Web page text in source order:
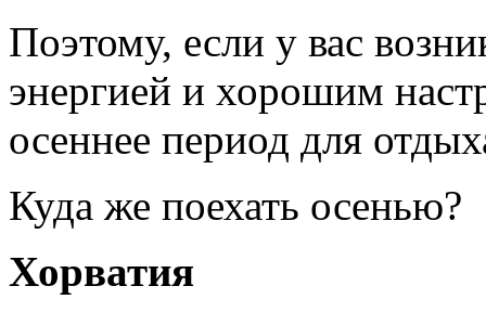
Поэтому, если у вас
энергией и хорошим
осеннее период для
Куда же поехать осенью?
Хорватия